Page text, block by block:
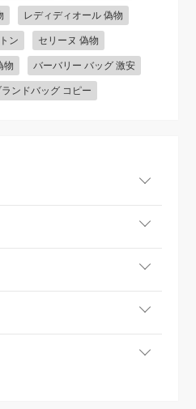
レディディオール 偽物
ン セリーヌ 偽物
物 バーバリー バッグ 激安
ランドバッグ コピー